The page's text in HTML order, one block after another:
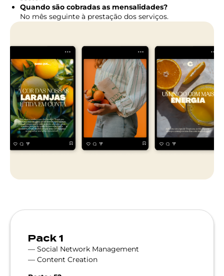
Quando são cobradas as mensalidades?
No mês seguinte à prestação dos serviços.
Pack 1
— Social Network Management
— Content Creation